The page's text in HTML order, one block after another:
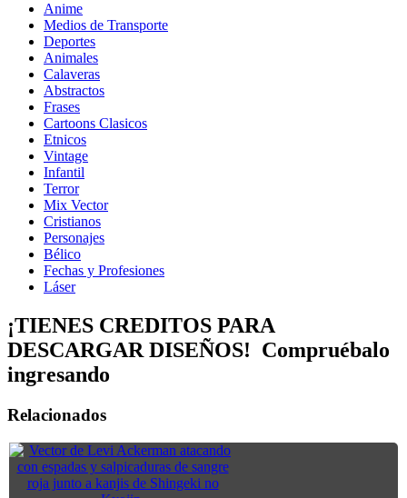
Anime
Medios de Transporte
Deportes
Animales
Calaveras
Abstractos
Frases
Cartoons Clasicos
Etnicos
Vintage
Infantil
Terror
Mix Vector
Cristianos
Personajes
Bélico
Fechas y Profesiones
Láser
¡TIENES CREDITOS PARA
DESCARGAR DISEÑOS! Compruébalo
ingresando
Relacionados